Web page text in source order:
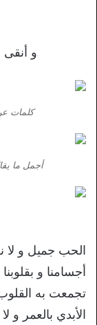
و
كلمات
أجمل ما
الحب جميل و لا
أجسامنا و
تجمعت به
الأبدي بالعمر و